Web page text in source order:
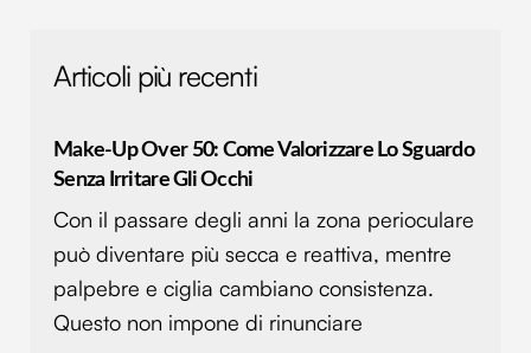
Articoli più recenti
Make-Up Over 50: Come Valorizzare Lo Sguardo
Senza Irritare Gli Occhi
Con il passare degli anni la zona perioculare
può diventare più secca e reattiva, mentre
palpebre e ciglia cambiano consistenza.
Questo non impone di rinunciare